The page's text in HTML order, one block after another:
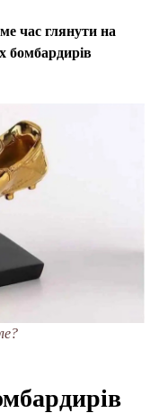
час глянути на
бомбардирів